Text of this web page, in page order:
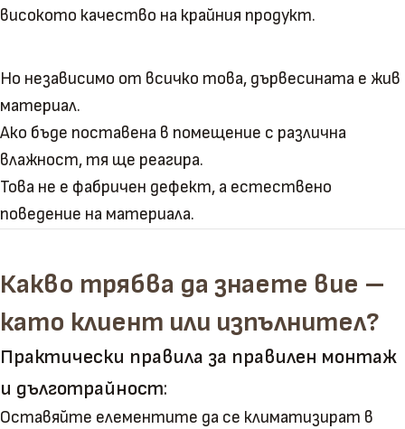
високото качество на крайния продукт.
Но независимо от всичко това, дървесината е жив
материал.
Ако бъде поставена в помещение с различна
влажност, тя ще реагира.
Това не е фабричен дефект, а естествено
поведение на материала.
Какво трябва да знаете вие –
като клиент или изпълнител?
Практически правила за правилен монтаж
и дълготрайност:
Оставяйте елементите да се климатизират в